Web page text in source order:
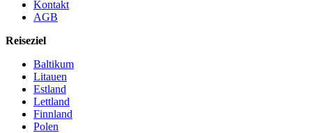
Kontakt
AGB
Reiseziel
Baltikum
Litauen
Estland
Lettland
Finnland
Polen